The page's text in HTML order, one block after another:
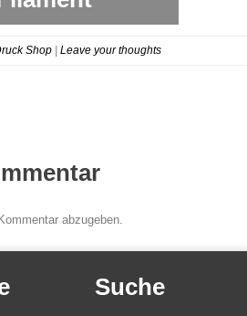
Shop Leave your thoughts
abzugeben.
Suche